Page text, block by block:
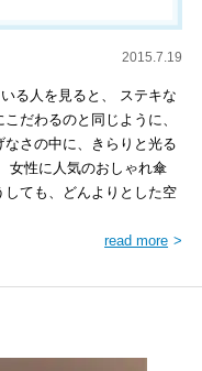
2015.7.19
る人を見ると、 ステキな
だわるのと同じように、
さの中に、きらりと光る
女性に人気のおしゃれ傘
ても、どんよりとした空
read more